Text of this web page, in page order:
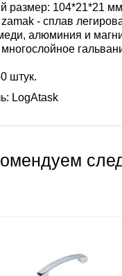
размер: 104*21*21
- сплав
алюминия и
штук.
LogAtask